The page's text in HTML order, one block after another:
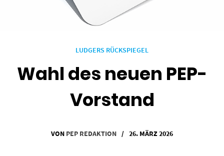
LUDGERS RÜCKSPIEGEL
Wahl des neuen PEP-
Vorstand
VON PEP REDAKTION / 26. MÄRZ 2026